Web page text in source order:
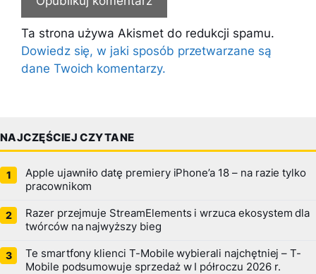
Ta strona używa Akismet do redukcji spamu.
Dowiedz się, w jaki sposób przetwarzane są
dane Twoich komentarzy.
NAJCZĘŚCIEJ CZYTANE
Apple ujawniło datę premiery iPhone’a 18 – na razie tylko
pracownikom
Razer przejmuje StreamElements i wrzuca ekosystem dla
twórców na najwyższy bieg
Te smartfony klienci T-Mobile wybierali najchętniej – T-
Mobile podsumowuje sprzedaż w I półroczu 2026 r.